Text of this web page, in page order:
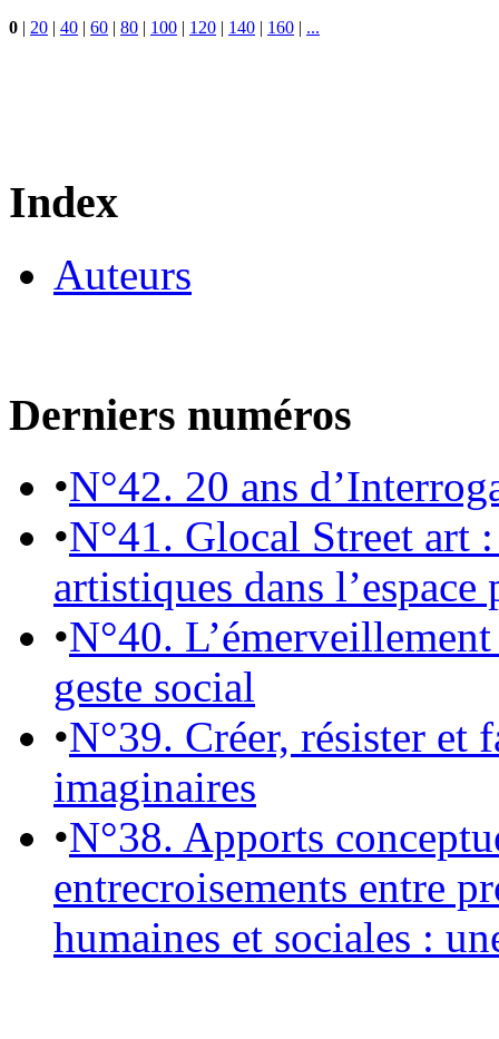
0 | 20 | 40 | 60 | 80 | 100 | 120 | 140 | 160 | ...
Index
Auteurs
Derniers numéros
•N°42. 20 ans
•N°41. Glocal Street art
artistiques dans l’espace
•N°40.
geste social
•N°39. Créer, résister et
imaginaires
•N°38. Apports
entrecroisements entre
humaines et sociales :